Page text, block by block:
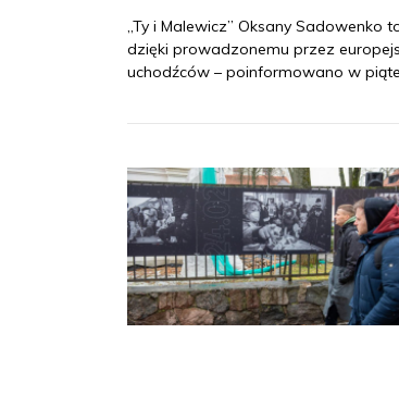
„Ty i Malewicz” Oksany Sadowenko
dzięki prowadzonemu przez
uchodźców – poinformowano w